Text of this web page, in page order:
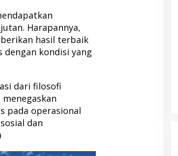
Harapannya,
hasil terbaik
kondisi yang
dari filosofi
menegaskan
pada operasional
dan